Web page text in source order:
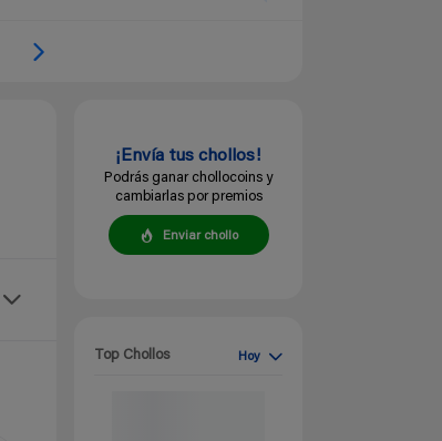
¡Envía tus chollos!
Podrás ganar chollocoins y
cambiarlas por premios
Enviar chollo
Top Chollos Hoy